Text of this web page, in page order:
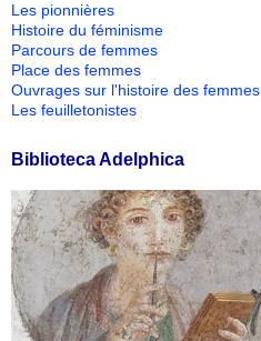
Les pionnières
Histoire du féminisme
Parcours de femmes
Place des femmes
Ouvrages sur l'histoire des femmes
Les feuilletonistes
Biblioteca Adelphica